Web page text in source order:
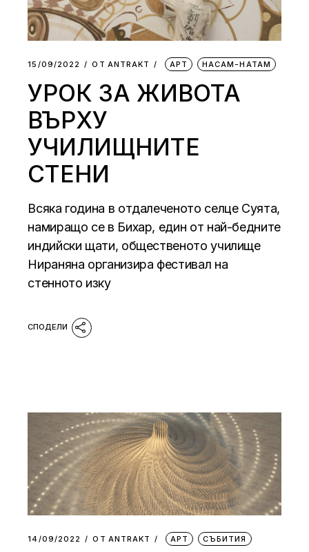
15/09/2022 ОТ АNTRAKT АРТ НАСАМ-НАТАМ
УРОК ЗА ЖИВОТА
ВЪРХУ
УЧИЛИЩНИТЕ
СТЕНИ
Всяка година в отдалеченото селце Суята,
намиращо се в Бихар, един от най-бедните
индийски щати, общественото училище
Нираняна организира фестивал на
стенното изку
14/09/2022 ОТ АNTRAKT АРТ СЪБИТИЯ